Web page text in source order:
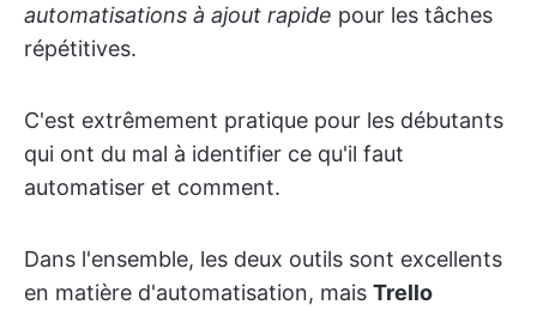
automatisations à ajout rapide pour les tâches
répétitives.
C'est extrêmement pratique pour les débutants
qui ont du mal à identifier ce qu'il faut
automatiser et comment.
Dans l'ensemble, les deux outils sont excellents
en matière d'automatisation, mais Trello